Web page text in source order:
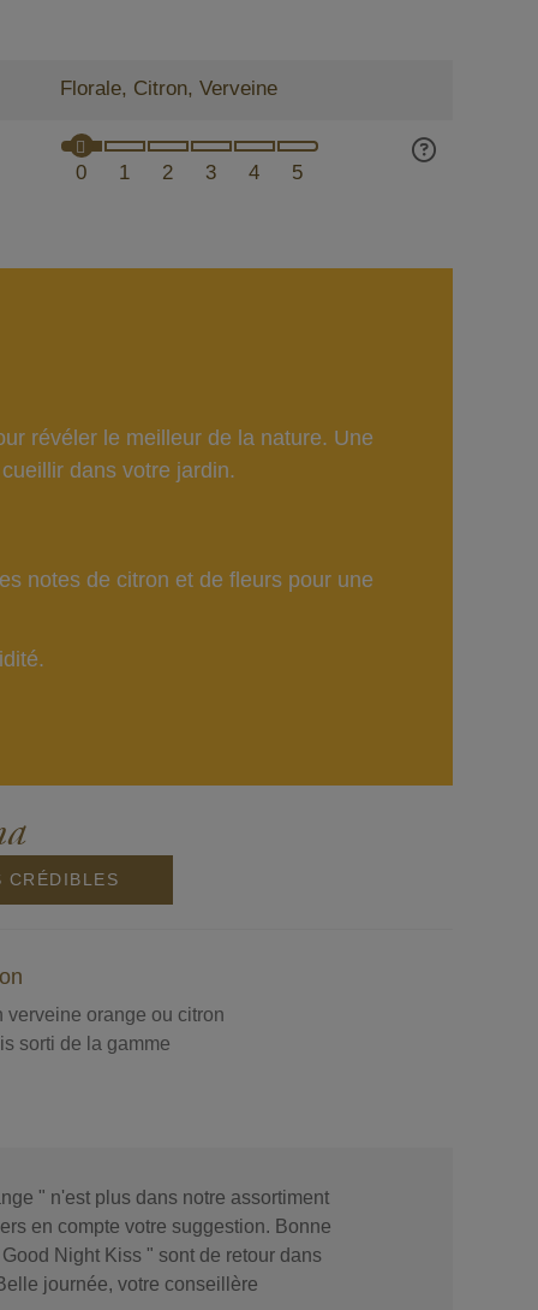
Florale, Citron, Verveine
0 1 2 3 4 5
révéler le meilleur de la nature. Une
dans votre jardin.
notes de citron et de fleurs pour une
CRÉDIBLES
verveine orange ou citron
sorti de la gamme
" n'est plus dans notre assortiment
en compte votre suggestion. Bonne
Night Kiss " sont de retour dans
journée, votre conseillère